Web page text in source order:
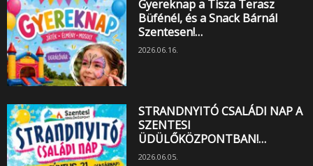
Gyereknap a Tisza Terasz
Büfénél, és a Snack Bárnál
Szentesen!…
2026.06.16.
STRANDNYITÓ CSALÁDI NAP A
SZENTESI
ÜDÜLŐKÖZPONTBAN!…
2026.06.05.